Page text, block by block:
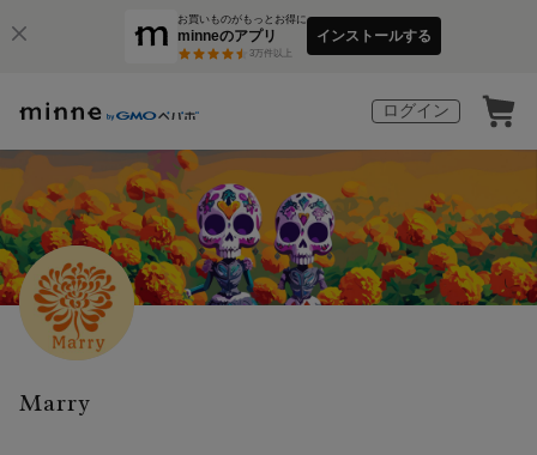
お買いものがもっとお得に
minneのアプリ
3万件以上
インストールする
ログイン
Marry